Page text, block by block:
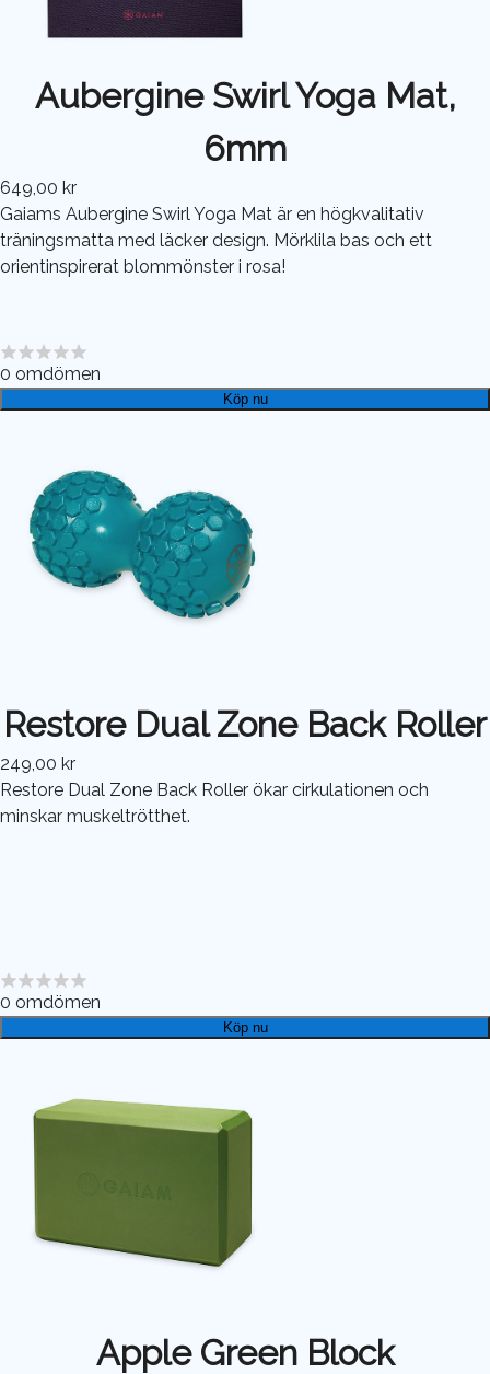
Aubergine Swirl Yoga Mat,
6mm
649,00 kr
Gaiams Aubergine Swirl Yoga Mat är en högkvalitativ
träningsmatta med läcker design. Mörklila bas och ett
orientinspirerat blommönster i rosa!
0 omdömen
Köp nu
Restore Dual Zone Back Roller
249,00 kr
Restore Dual Zone Back Roller ökar cirkulationen och
minskar muskeltrötthet.
0 omdömen
Köp nu
Apple Green Block